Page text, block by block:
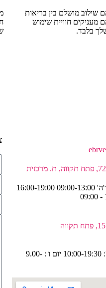
מושלם בין בריאות
מעניקים חוויית שימוש
בלבד.
שעות פתיחה: ימים א'-ה': 10:00-19:30 יום ו : 9.00-